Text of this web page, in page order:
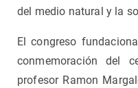
del medio natural y la
El congreso
conmemoración del
profesor Ramon